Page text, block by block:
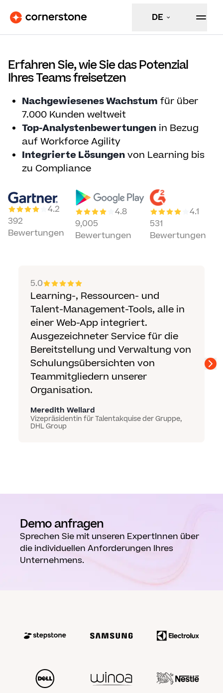
DE
Demo anfragen
Sprechen Sie mit unseren ExpertInnen über
die individuellen Anforderungen Ihres
Unternehmens.
Erfahren Sie, wie Sie das Potenzial
Ihres Teams freisetzen
Nachgewiesenes Wachstum für über
7.000 Kunden weltweit
Top-Analystenbewertungen in Bezug
auf Workforce Agility
Integrierte Lösungenvon Learning bis
zu Compliance
4.2
392
Bewertungen
4.8
9,005
Bewertungen
4.1
531
Bewertungen
5.0
Learning-, Ressourcen- und
Talent-Management-Tools, alle in
einer Web-App integriert.
Ausgezeichneter Service für die
Bereitstellung und Verwaltung von
Schulungsübersichten von
Teammitgliedern unserer
Organisation.
Meredith Wellard
Vizepräsidentin für Talentakquise der Gruppe,
DHL Group